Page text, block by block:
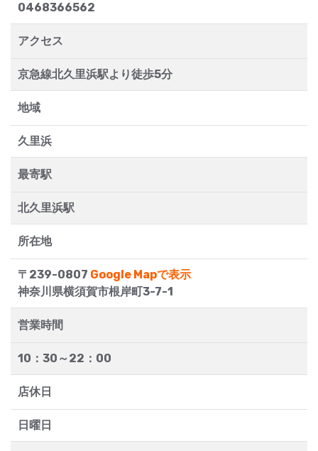
0468366562
アクセス
京急線北久里浜駅より徒歩5分
地域
久里浜
最寄駅
北久里浜駅
所在地
〒239-0807 Google Mapで表示
神奈川県横須賀市根岸町3-7-1
営業時間
10：30～22：00
店休日
日曜日